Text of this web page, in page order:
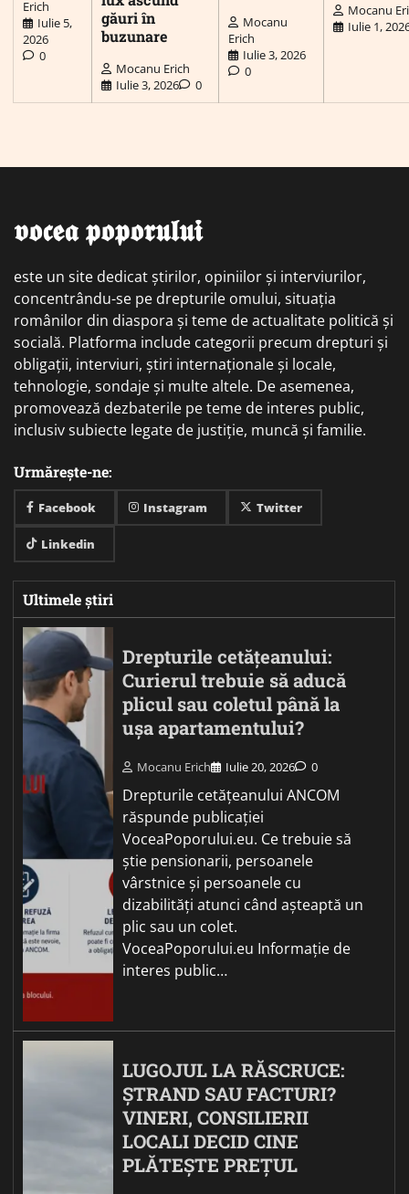
Erich
Iulie 5,
2026
0
găuri în
buzunare
Mocanu Erich
Iulie 3, 2026
0
Mocanu
Erich
Iulie 3, 2026
0
Mocanu
Iulie 1,
𝖛𝖔𝖈𝖊𝖆 𝖕𝖔𝖕𝖔𝖗𝖚𝖑𝖚𝖎
este un site dedicat știrilor, opiniilor și interviurilor,
concentrându-se pe drepturile omului, situația
românilor din diaspora și teme de actualitate politică și
socială. Platforma include categorii precum drepturi și
obligații, interviuri, știri internaționale și locale,
tehnologie, sondaje și multe altele. De asemenea,
promovează dezbaterile pe teme de interes public,
inclusiv subiecte legate de justiție, muncă și familie.
Urmărește-ne:
Facebook Instagram Twitter
Linkedin
Ultimele știri
Drepturile cetățeanului:
Curierul trebuie să aducă
plicul sau coletul până la
ușa apartamentului?
Mocanu Erich Iulie 20, 2026 0
Drepturile cetățeanului ANCOM
răspunde publicației
VoceaPoporului.eu. Ce trebuie să
știe pensionarii, persoanele
vârstnice și persoanele cu
dizabilități atunci când așteaptă un
plic sau un colet.
VoceaPoporului.eu Informație de
interes public…
LUGOJUL LA RĂSCRUCE:
ȘTRAND SAU FACTURI?
VINERI, CONSILIERII
LOCALI DECID CINE
PLĂTEȘTE PREȚUL